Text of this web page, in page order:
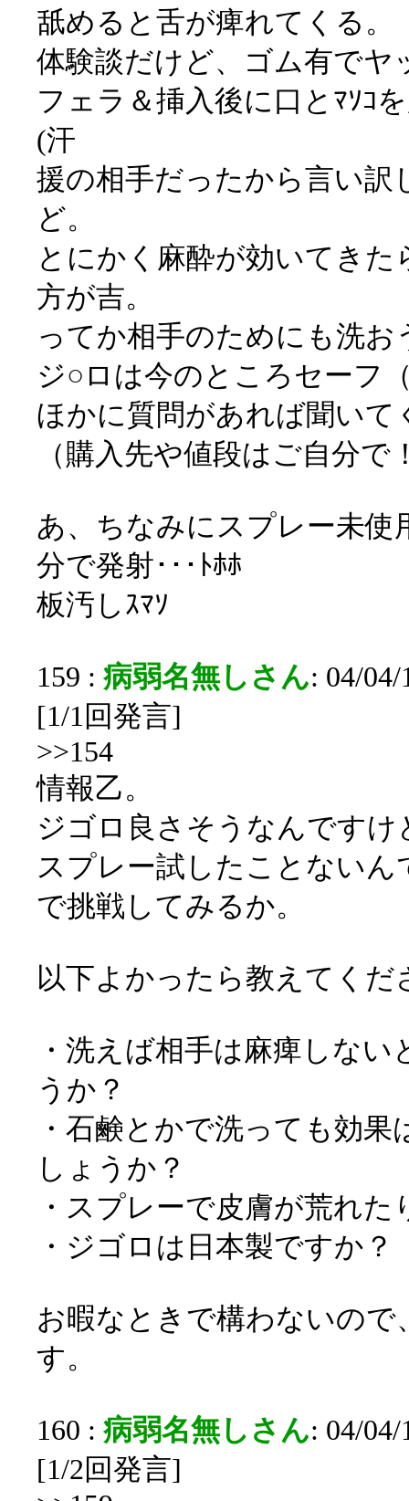
舐めると舌が痺れてくる。
体験談だけど、ゴム有でヤ
フェラ＆挿入後に口とﾏｿｺ
(汗
援の相手だったから言い訳
ど。
とにかく麻酔が効いてき
方が吉。
ってか相手のためにも洗お
ジ○ロは今のところセーフ
ほかに質問があれば聞いて
（購入先や値段はご自分で
あ、ちなみにスプレー未使
分で発射･･･ﾄﾎﾎ
板汚しｽﾏｿ
159 : 病弱名無しさん: 04/
[1/1回発言]
>>154
情報乙。
ジゴロ良さそうなんです
スプレー試したことない
で挑戦してみるか。
以下よかったら教えてくだ
・洗えば相手は麻痺しな
うか？
・石鹸とかで洗っても効
しょうか？
・スプレーで皮膚が荒れ
・ジゴロは日本製ですか？
お暇なときで構わないの
す。
160 : 病弱名無しさん: 04/
[1/2回発言]